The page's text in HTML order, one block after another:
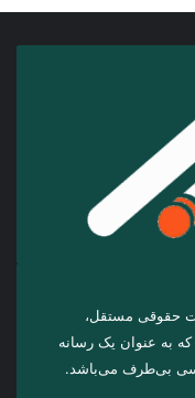
حقوقی مستقل،
به عنوان یک رسانه
بی‌طرف می‌باشد.